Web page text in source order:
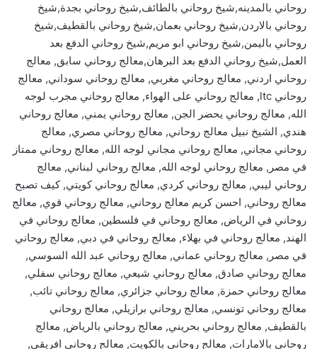
روحاني بالمدينه,شيخ روحاني بالطائف,شيخ روحاني بجدة,شيخ
روحاني بالاردن,شيخ روحاني بعمان,شيخ روحاني بالقطيف,شيخ
روحاني باليمن,شيخ روحاني ابو مريم,شيخ روحاني الدفع بعد
العمل,شيخ روحاني الدفع بعد البرهان,معالج روحاني سابق, معالج
روحاني اردني, معالج روحاني مغربي, معالج روحاني سوداني, معالج
روحاني ltc, معالج روحاني على الهواء, معالج روحاني مجرب لوجه
الله, معالج روحاني يحضر الجن, معالج روحاني يمني, معالج روحاني
هندي, الشيخ نبيل معالج روحاني, معالج روحاني مصري, معالج
روحاني مجاني, معالج روحاني مجاني لوجه الله, معالج روحاني ممتاز
في مصر, معالج روحاني لوجه الله, معالج روحاني لبناني, معالج
روحاني ليبي, معالج روحاني كردي, معالج روحاني كويتي, كيف تصبح
معالج روحاني, احسن كريم معالج روحاني, معالج روحاني قوي, معالج
روحاني في الرياض, معالج روحاني في فلسطين, معالج روحاني في
الهند, معالج روحاني في بهلاء, معالج روحاني في دبي, معالج روحاني
في مصر, معالج روحاني عماني, معالج روحاني عبد الله السوسي,
معالج روحاني صادق, معالج روحاني شيعي, معالج روحاني سفلي,
معالج روحاني حمزة, معالج روحاني جزائري, معالج روحاني تائب,
معالج روحاني تونسي, معالج روحاني برازيلي, معالج روحاني
بالقطيف, معالج روحاني بحريني, معالج روحاني بالرياض, معالج
روحاني بالامارات, معالج روحاني بالكويت, معالج روحاني افريقي,